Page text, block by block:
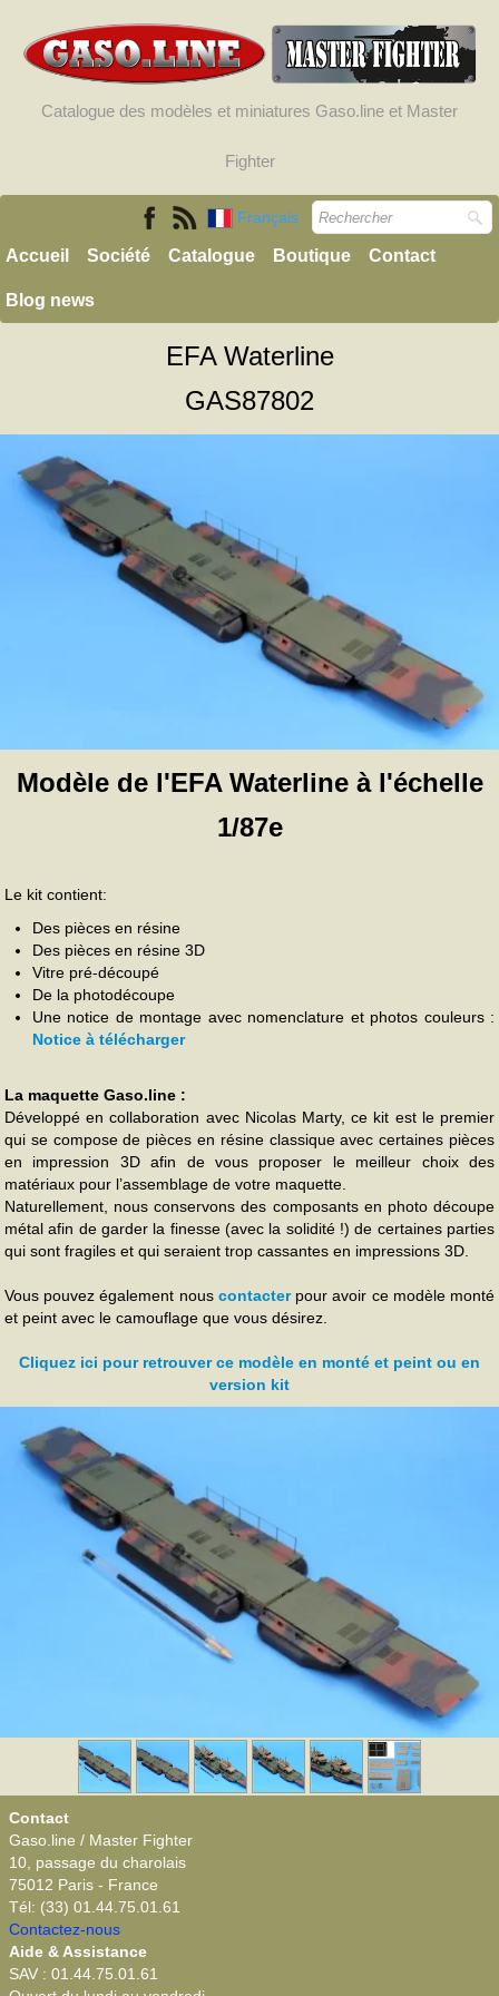
Catalogue des modèles et miniatures Gaso.line et Master
Fighter
Français
Accueil Société Catalogue Boutique Contact
Blog news
EFA Waterline
GAS87802
Modèle de l'EFA Waterline à l'échelle
1/87e
Le kit contient:
Des pièces en résine
Des pièces en résine 3D
Vitre pré-découpé
De la photodécoupe
Une notice de montage avec nomenclature et photos couleurs :
Notice à télécharger
La maquette Gaso.line :
Développé en collaboration avec Nicolas Marty, ce kit est le premier
qui se compose de pièces en résine classique avec certaines pièces
en impression 3D afin de vous proposer le meilleur choix des
matériaux pour l’assemblage de votre maquette.
Naturellement, nous conservons des composants en photo découpe
métal afin de garder la finesse (avec la solidité !) de certaines parties
qui sont fragiles et qui seraient trop cassantes en impressions 3D.
Vous pouvez également nous contacterpour avoir ce modèle monté
et peint avec le camouflage que vous désirez.
Cliquez ici pour retrouver ce modèle en monté et peint ou en
version kit
Contact
Gaso.line / Master Fighter
10, passage du charolais
75012 Paris - France
Tél: (33) 01.44.75.01.61
Contactez-nous
Aide & Assistance
SAV : 01.44.75.01.61